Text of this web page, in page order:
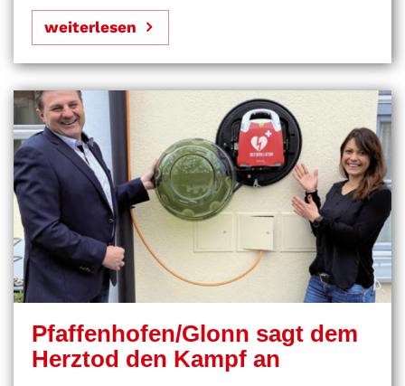
weiterlesen
Pfaffenhofen/Glonn sagt dem
Herztod den Kampf an